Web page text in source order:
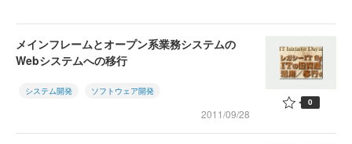
メインフレームとオープン系業務システムの
Webシステムへの移行
システム開発 ソフトウェア開発
2011/09/28
0